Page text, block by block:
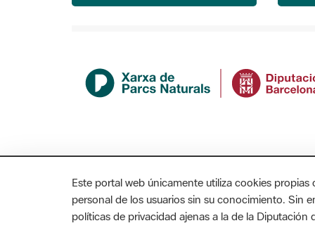
Este portal web únicamente utiliza cookies
personal de los usuarios sin su conocimiento. Sin
políticas de privacidad ajenas a la de la